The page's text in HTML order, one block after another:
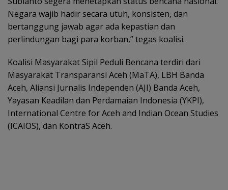
Negara wajib hadir secara utuh, konsisten, dan
bertanggung jawab agar ada kepastian dan
perlindungan bagi para korban,” tegas koalisi.
Koalisi Masyarakat Sipil Peduli Bencana terdiri dari
Masyarakat Transparansi Aceh (MaTA), LBH Banda
Aceh, Aliansi Jurnalis Independen (AJI) Banda Aceh,
Yayasan Keadilan dan Perdamaian Indonesia (YKPI),
International Centre for Aceh and Indian Ocean Studies
(ICAIOS), dan KontraS Aceh.